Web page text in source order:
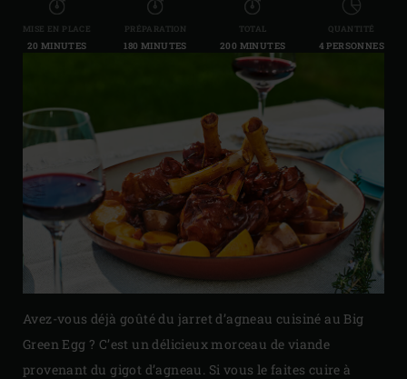
MISE EN PLACE
20 MINUTES
PRÉPARATION
180 MINUTES
TOTAL
200 MINUTES
QUANTITÉ
4 PERSONNES
Avez-vous déjà goûté du jarret d’agneau cuisiné au Big
Green Egg ? C’est un délicieux morceau de viande
provenant du gigot d’agneau. Si vous le faites cuire à